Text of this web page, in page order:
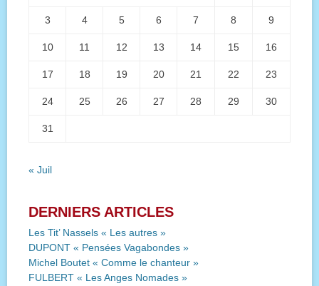
3 4 5 6 7 8 9
10 11 12 13 14 15 16
17 18 19 20 21 22 23
24 25 26 27 28 29 30
31
« Juil
DERNIERS ARTICLES
Les Tit’ Nassels « Les autres »
DUPONT « Pensées Vagabondes »
Michel Boutet « Comme le chanteur »
FULBERT « Les Anges Nomades »